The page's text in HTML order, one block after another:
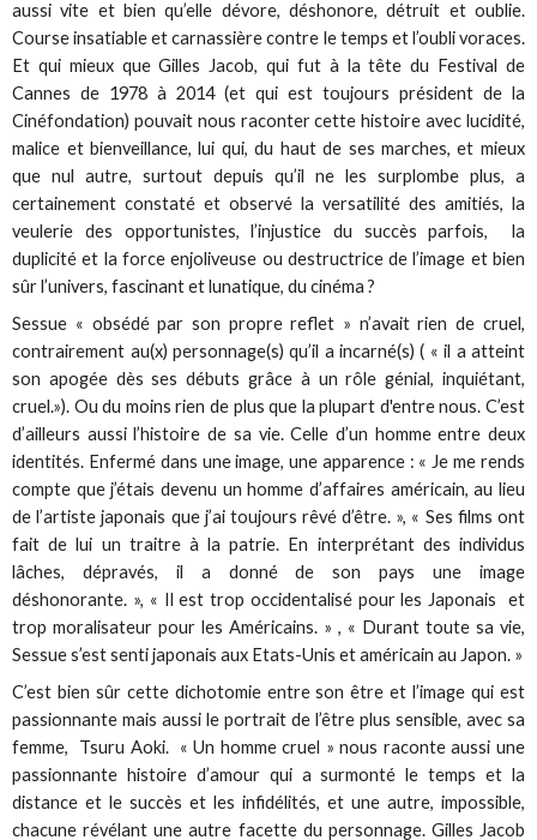
aussi vite et bien qu’elle dévore, déshonore, détruit et oublie.
Course insatiable et carnassière contre le temps et l’oubli voraces.
Et qui mieux que Gilles Jacob, qui fut à la tête du Festival de
Cannes de 1978 à 2014 (et qui est toujours président de la
Cinéfondation) pouvait nous raconter cette histoire avec lucidité,
malice et bienveillance, lui qui, du haut de ses marches, et mieux
que nul autre, surtout depuis qu’il ne les surplombe plus, a
certainement constaté et observé la versatilité des amitiés, la
veulerie des opportunistes, l’injustice du succès parfois, la
duplicité et la force enjoliveuse ou destructrice de l’image et bien
sûr l’univers, fascinant et lunatique, du cinéma ?
Sessue « obsédé par son propre reflet » n’avait rien de cruel,
contrairement au(x) personnage(s) qu’il a incarné(s) ( « il a atteint
son apogée dès ses débuts grâce à un rôle génial, inquiétant,
cruel.»). Ou du moins rien de plus que la plupart d'entre nous. C’est
d’ailleurs aussi l’histoire de sa vie. Celle d’un homme entre deux
identités. Enfermé dans une image, une apparence : « Je me rends
compte que j’étais devenu un homme d’affaires américain, au lieu
de l’artiste japonais que j’ai toujours rêvé d’être. », « Ses films ont
fait de lui un traitre à la patrie. En interprétant des individus
lâches, dépravés, il a donné de son pays une image
déshonorante. », « Il est trop occidentalisé pour les Japonais et
trop moralisateur pour les Américains. » , « Durant toute sa vie,
Sessue s’est senti japonais aux Etats-Unis et américain au Japon. »
C’est bien sûr cette dichotomie entre son être et l’image qui est
passionnante mais aussi le portrait de l’être plus sensible, avec sa
femme, Tsuru Aoki. « Un homme cruel » nous raconte aussi une
passionnante histoire d’amour qui a surmonté le temps et la
distance et le succès et les infidélités, et une autre, impossible,
chacune révélant une autre facette du personnage. Gilles Jacob